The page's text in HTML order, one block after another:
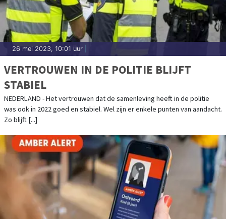
26 mei 2023, 10:01 uur
VERTROUWEN IN DE POLITIE BLIJFT
STABIEL
NEDERLAND - Het vertrouwen dat de samenleving heeft in de politie
was ook in 2022 goed en stabiel. Wel zijn er enkele punten van aandacht.
Zo blijft [...]